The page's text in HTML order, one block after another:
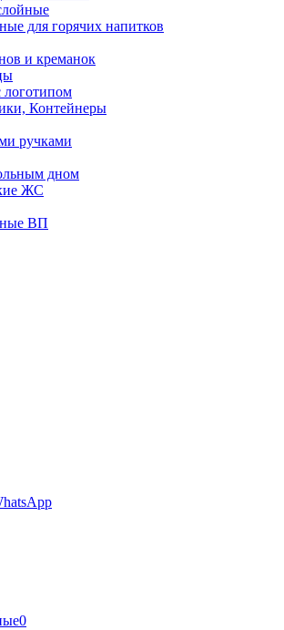
для горячих напитков
и креманок
логотипом
Контейнеры
ручками
дном
ЖС
ВП
0